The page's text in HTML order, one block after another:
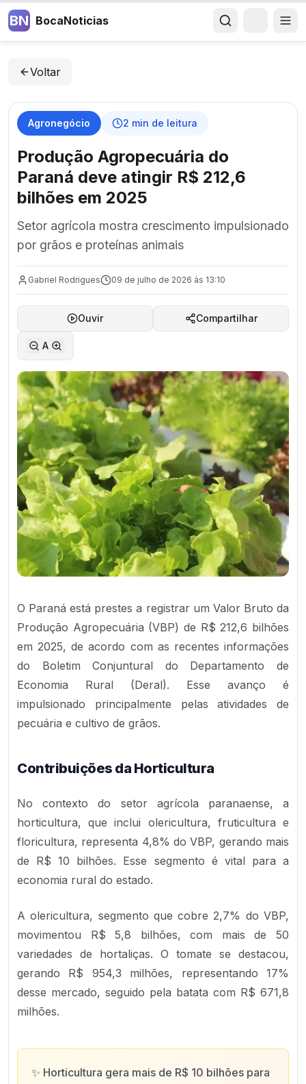
BN BocaNoticias
Voltar
Agronegócio 2 min de leitura
Produção Agropecuária do
Paraná deve atingir R$ 212,6
bilhões em 2025
Setor agrícola mostra crescimento impulsionado
por grãos e proteínas animais
Gabriel Rodrigues 09 de julho de 2026 às 13:10
Ouvir Compartilhar
A
O Paraná está prestes a registrar um Valor Bruto da
Produção Agropecuária (VBP) de R$ 212,6 bilhões
em 2025, de acordo com as recentes informações
do Boletim Conjuntural do Departamento de
Economia Rural (Deral). Esse avanço é
impulsionado principalmente pelas atividades de
pecuária e cultivo de grãos.
Contribuições da Horticultura
No contexto do setor agrícola paranaense, a
horticultura, que inclui olericultura, fruticultura e
floricultura, representa 4,8% do VBP, gerando mais
de R$ 10 bilhões. Esse segmento é vital para a
economia rural do estado.
A olericultura, segmento que cobre 2,7% do VBP,
movimentou R$ 5,8 bilhões, com mais de 50
variedades de hortaliças. O tomate se destacou,
gerando R$ 954,3 milhões, representando 17%
desse mercado, seguido pela batata com R$ 671,8
milhões.
✨ Horticultura gera mais de R$ 10 bilhões para